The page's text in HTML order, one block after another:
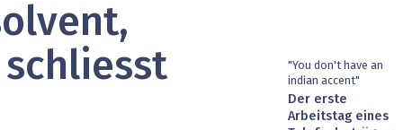
Swiss Software
4 Hana IT for Gov
Cloud & Managed Services
"You don't have an
indian accent"
Der erste
Arbeitstag eines